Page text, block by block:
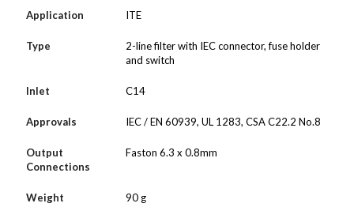
Application ITE
Type
2-line filter with IEC connector, fuse holder
and switch
Inlet C14
Approvals IEC / EN 60939, UL 1283, CSA C22.2 No.8
Output
Connections
Faston 6.3 x 0.8mm
Weight 90 g